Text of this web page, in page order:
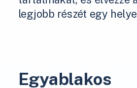
legjobb részét egy
Egyablakos